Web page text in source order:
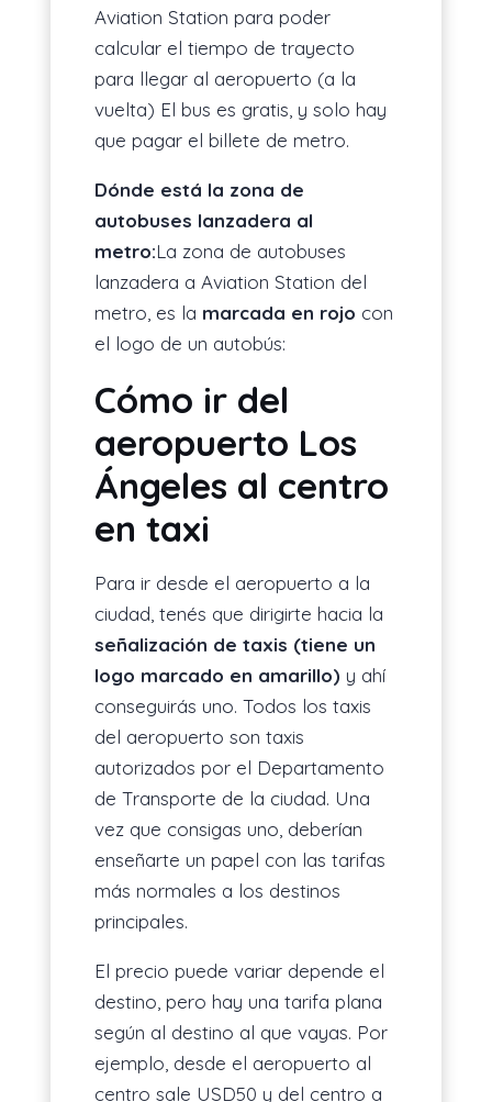
Aviation Station para poder
calcular el tiempo de trayecto
para llegar al aeropuerto (a la
vuelta) El bus es gratis, y solo hay
que pagar el billete de metro.
Dónde está la zona de
autobuses lanzadera al
metro:La zona de autobuses
lanzadera a Aviation Station del
metro, es la marcada en rojo con
el logo de un autobús:
Cómo ir del
aeropuerto Los
Ángeles al centro
en taxi
Para ir desde el aeropuerto a la
ciudad, tenés que dirigirte hacia la
señalización de taxis (tiene un
logo marcado en amarillo) y ahí
conseguirás uno. Todos los taxis
del aeropuerto son taxis
autorizados por el Departamento
de Transporte de la ciudad. Una
vez que consigas uno, deberían
enseñarte un papel con las tarifas
más normales a los destinos
principales.
El precio puede variar depende el
destino, pero hay una tarifa plana
según al destino al que vayas. Por
ejemplo, desde el aeropuerto al
centro sale USD50 y del centro a